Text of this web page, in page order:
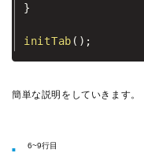
}
initTab ( ) ;
簡単な説明をしていきます。
6~9行目